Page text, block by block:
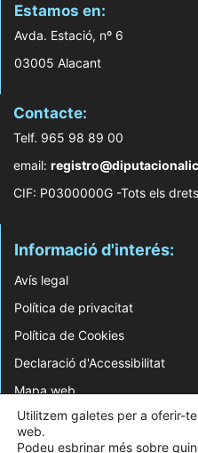
Estamos en:
Avda. Estació, nº 6
03005 Alacant
Contacte:
Telf. 965 98 89 00
email:
CIF: P0300000G -Tots els
Informació d'interés:
Avís legal
Política de privacitat
Política de Cookies
Declaració d'Accessibilitat
Mapa web
© 2026 Web Desenvolupada pel
Utilitzem galetes per a oferir-
web.
Podeu esbrinar més sobre